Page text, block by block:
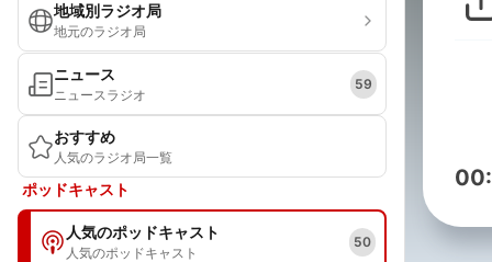
地域別ラジオ局
地元のラジオ局
ニュース
ニュースラジオ
59
おすすめ
人気のラジオ局一覧
ポッドキャスト
人気のポッドキャスト
人気のポッドキャスト
50